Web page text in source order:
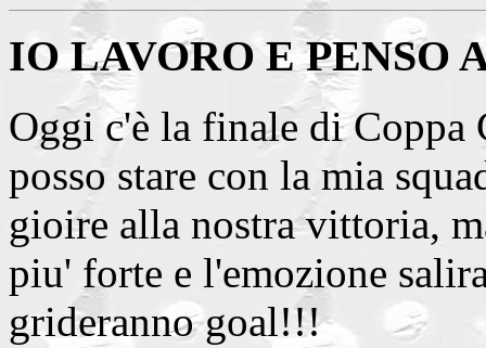
IO LAVORO E PENSO
Oggi c'è la finale di Coppa
posso stare con la mia
gioire alla nostra vittoria,
piu' forte e l'emozione
grideranno goal!!!